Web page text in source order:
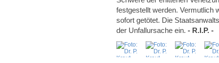
festgestellt werden. Vermutlich
sofort getötet. Die
der Unfallursache ein. - R.I.P. -